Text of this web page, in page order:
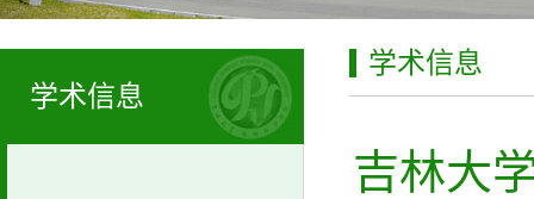
学术信息
学术信息
吉林大